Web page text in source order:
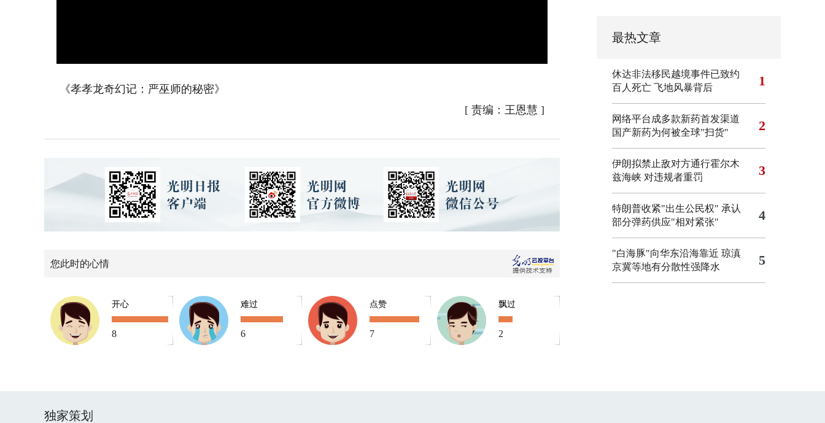
《孝孝龙奇幻记：严巫师的秘密》
[ 责编：王恩慧 ]
您此时的心情
开心
8
难过
6
点赞
7
飘过
2
最热文章
休达非法移民越境事件已致约
百人死亡 飞地风暴背后 1
网络平台成多款新药首发渠道
国产新药为何被全球"扫货"
2
伊朗拟禁止敌对方通行霍尔木
兹海峡 对违规者重罚
3
特朗普收紧"出生公民权" 承认
部分弹药供应"相对紧张"
4
"白海豚"向华东沿海靠近 琼滇
京冀等地有分散性强降水
5
独家策划